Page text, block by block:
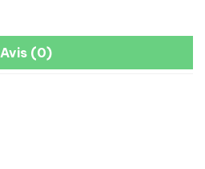
Avis (0)